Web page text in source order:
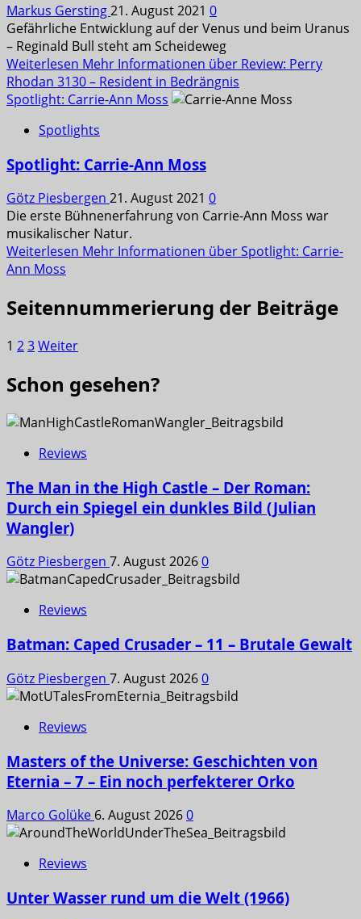
Markus Gersting21. August 2021 0
Gefährliche Entwicklung auf der Venus und beim Uranus
– Reginald Bull steht am Scheideweg
Weiterlesen Mehr Informationen über Review: Perry
Rhodan 3130 – Resident in Bedrängnis
Spotlight: Carrie-Ann Moss
Spotlights
Spotlight: Carrie-Ann Moss
Götz Piesbergen 21. August 2021 0
Die erste Bühnenerfahrung von Carrie-Ann Moss war
musikalischer Natur.
Weiterlesen Mehr Informationen über Spotlight: Carrie-
Ann Moss
Seitennummerierung der Beiträge
1 23Weiter
Schon gesehen?
Reviews
The Man in the High Castle – Der Roman:
Durch ein Spiegel ein dunkles Bild (Julian
Wangler)
Götz Piesbergen 7. August 20260
Reviews
Batman: Caped Crusader – 11 – Brutale Gewalt
Götz Piesbergen 7. August 20260
Reviews
Masters of the Universe: Geschichten von
Eternia – 7 – Ein noch perfekterer Orko
Marco Golüke 6. August 20260
Reviews
Unter Wasser rund um die Welt (1966)